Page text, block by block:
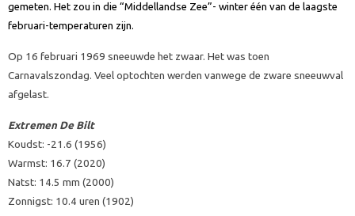
gemeten. Het zou in die “Middellandse Zee”- winter één van de laagste
februari-temperaturen zijn.
Op 16 februari 1969 sneeuwde het zwaar. Het was toen
Carnavalszondag. Veel optochten werden vanwege de zware sneeuwval
afgelast.
Extremen De Bilt
Koudst: -21.6 (1956)
Warmst: 16.7 (2020)
Natst: 14.5 mm (2000)
Zonnigst: 10.4 uren (1902)